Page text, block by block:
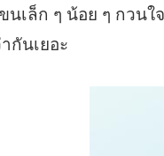
นเล็ก ๆ น้อย ๆ กว
กันเยอะ